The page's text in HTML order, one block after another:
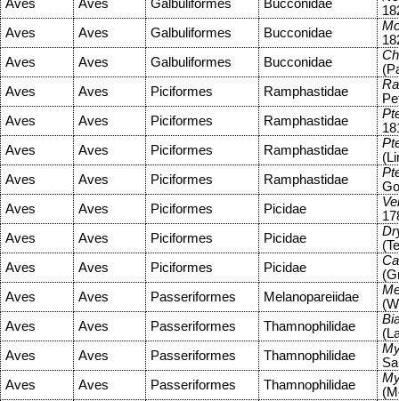
Aves
Aves Galbuliformes Bucconidae
Aves
Aves Galbuliformes Bucconidae
Aves
Aves Galbuliformes Bucconidae
Aves
Aves Piciformes Ramphastidae
Aves
Aves Piciformes Ramphastidae
Aves
Aves Piciformes Ramphastidae
Aves
Aves Piciformes Ramphastidae
Aves
Aves Piciformes Picidae
Aves
Aves Piciformes Picidae
Aves
Aves Piciformes Picidae
Aves
Aves Passeriformes Melanopareiidae
Aves
Aves Passeriformes Thamnophilidae
Aves
Aves Passeriformes Thamnophilidae
Aves
Aves Passeriformes Thamnophilidae